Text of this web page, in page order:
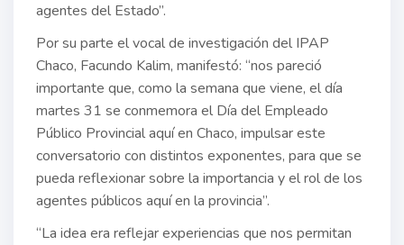
agentes del Estado”.
Por su parte el vocal de investigación del IPAP
Chaco, Facundo Kalim, manifestó: “nos pareció
importante que, como la semana que viene, el día
martes 31 se conmemora el Día del Empleado
Público Provincial aquí en Chaco, impulsar este
conversatorio con distintos exponentes, para que se
pueda reflexionar sobre la importancia y el rol de los
agentes públicos aquí en la provincia”.
“La idea era reflejar experiencias que nos permitan